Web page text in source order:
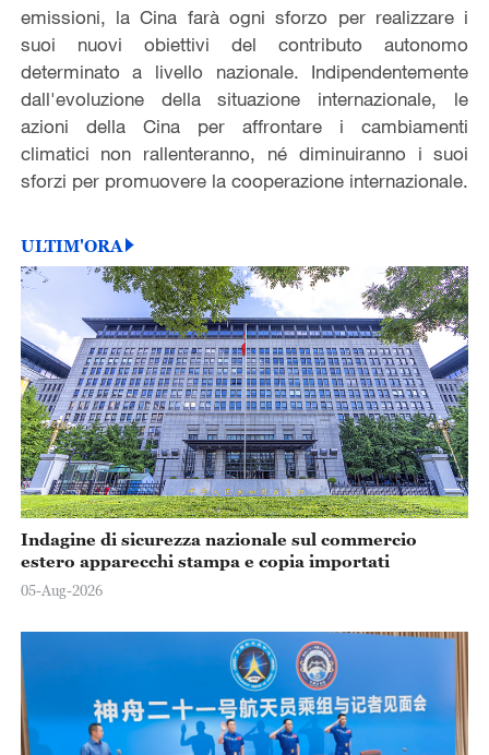
emissioni, la Cina farà ogni sforzo per realizzare i
suoi nuovi obiettivi del contributo autonomo
determinato a livello nazionale. Indipendentemente
dall'evoluzione della situazione internazionale, le
azioni della Cina per affrontare i cambiamenti
climatici non rallenteranno, né diminuiranno i suoi
sforzi per promuovere la cooperazione internazionale.
ULTIM'ORA
Indagine di sicurezza nazionale sul commercio
estero apparecchi stampa e copia importati
05-Aug-2026